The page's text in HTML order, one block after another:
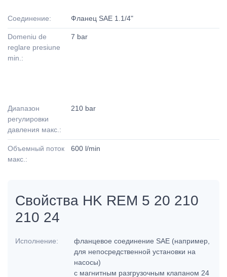
Соединение: Фланец SAE 1.1/4"
Domeniu de
reglare presiune
min.:
7 bar
Диапазон
регулировки
давления макс.:
210 bar
Объемный поток
макс.:
600 l/min
Свойства HK REM 5 20 210
210 24
Исполнение:
фланцевое соединение SAE (например,
для непосредственной установки на
насосы)
с магнитным разгрузочным клапаном 24